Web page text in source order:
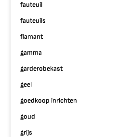
fauteuil
fauteuils
flamant
gamma
garderobekast
geel
goedkoop inrichten
goud
grijs